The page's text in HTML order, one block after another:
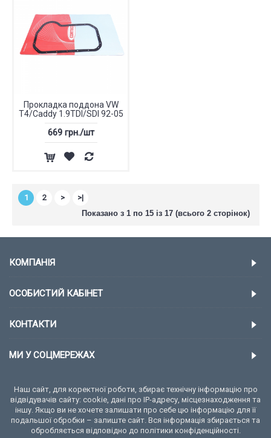
Прокладка поддона VW
T4/Caddy 1.9TDI/SDI 92-05
669 грн./шт
1 2 >
>|
Показано з 1 по 15 із 17 (всього 2 сторінок)
КОМПАНІЯ
ОСОБИСТИЙ КАБІНЕТ
КОНТАКТИ
МИ У СОЦМЕРЕЖАХ
Наш сайт, для коректної роботи, збирає технічну інформацію про
відвідувачів сайту: cookie, дані про IP-адресу, місцезнаходження та
іншу. Якщо ви не хочете залишати про себе цю інформацію для її
подальшої обробки – залиште сайт. Вся інформація збирається та
обробляється відповідно до політики конфіденційності.